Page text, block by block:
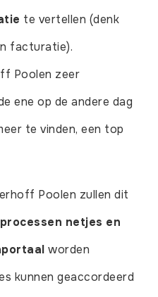
te vertellen (denk
facturatie).
Poolen zeer
ene op de andere dag
te vinden, een top
Poolen zullen dit
netjes en
worden
kunnen geaccordeerd